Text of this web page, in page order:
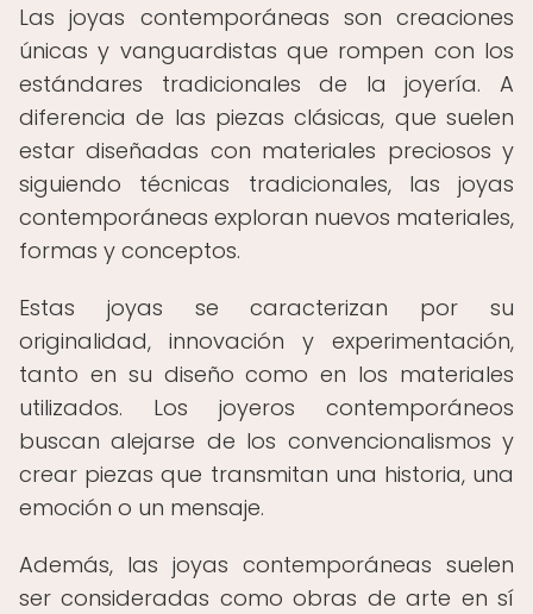
Las joyas contemporáneas son creaciones
únicas y vanguardistas que rompen con los
estándares tradicionales de la joyería. A
diferencia de las piezas clásicas, que suelen
estar diseñadas con materiales preciosos y
siguiendo técnicas tradicionales, las joyas
contemporáneas exploran nuevos materiales,
formas y conceptos.
Estas joyas se caracterizan por su
originalidad, innovación y experimentación,
tanto en su diseño como en los materiales
utilizados. Los joyeros contemporáneos
buscan alejarse de los convencionalismos y
crear piezas que transmitan una historia, una
emoción o un mensaje.
Además, las joyas contemporáneas suelen
ser consideradas como obras de arte en sí